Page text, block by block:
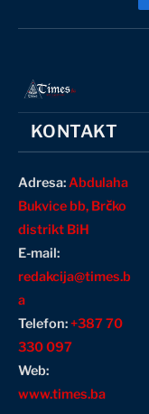
KONTAKT
Adresa:Abdulaha
Bukvice bb, Brčko
distrikt BiH
E-mail:
redakcija@times.b
a
Telefon:+387 70
330 097
Web:
www.times.ba